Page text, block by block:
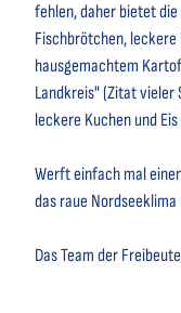
fehlen, daher bietet
Fischbrötchen,
hausgemachtem
Landkreis" (Zitat vieler
leckere Kuchen und
Werft einfach mal
das raue
Das Team der